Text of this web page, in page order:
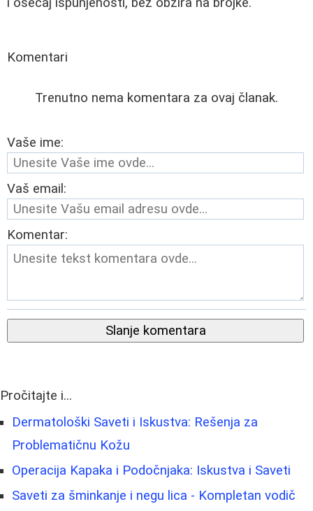
Komentari
Trenutno nema komentara za ovaj članak.
Vaše ime:
Vaš email:
Komentar:
Slanje komentara
Pročitajte i...
Dermatološki Saveti i Iskustva: Rešenja za
Problematičnu Kožu
Operacija Kapaka i Podočnjaka: Iskustva i Saveti
Saveti za šminkanje i negu lica - Kompletan vodič